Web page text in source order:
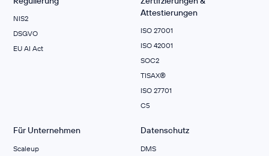
NIS2
DSGVO
EU AI Act
Attestierungen
ISO 27001
ISO 42001
SOC2
TISAX®
ISO 27701
C5
Für Unternehmen
Scaleup
Datenschutz
DMS